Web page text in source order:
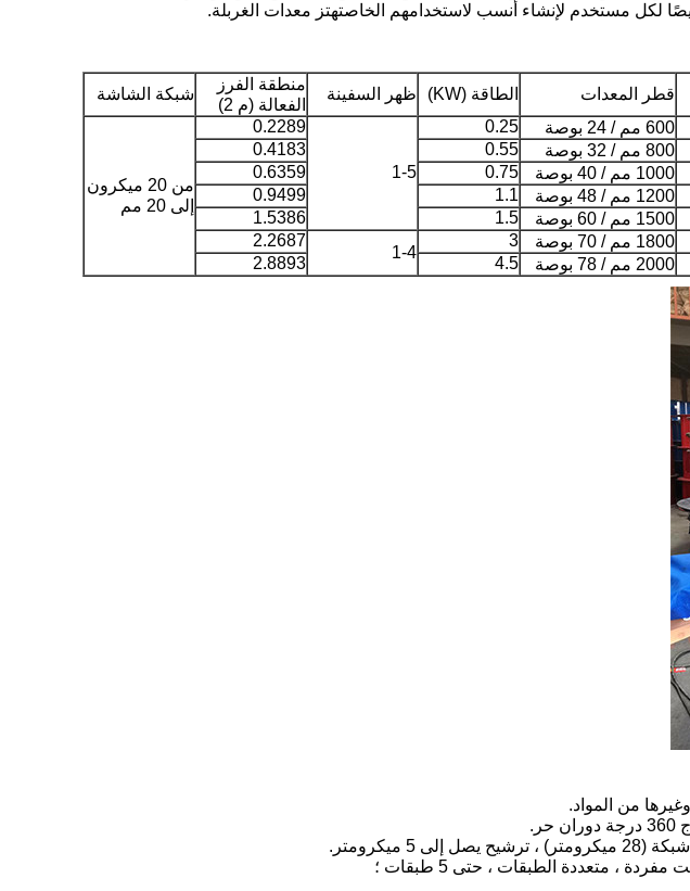
لكل مستخدم لإنشاء أنسب لاستخدامهم الخاصتهتز معدات الغربلة.
قطر المعدات الطاقة (KW) ظهر السفينة
منطقة الفرز
الفعالة (م 2)
شبكة الشاشة
600 مم / 24 بوصة 0.25
1-5
0.2289
من 20 ميكرون
إلى 20 مم
800 مم / 32 بوصة 0.55
0.4183
1000 مم / 40 بوصة 0.75
0.6359
1200 مم / 48 بوصة 1.1
0.9499
1500 مم / 60 بوصة 1.5
1.5386
1800 مم / 70 بوصة 3
1-4
2.2687
2000 مم / 78 بوصة 4.5
2.8893